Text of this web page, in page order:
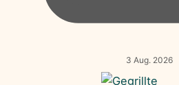
3 Aug. 2026